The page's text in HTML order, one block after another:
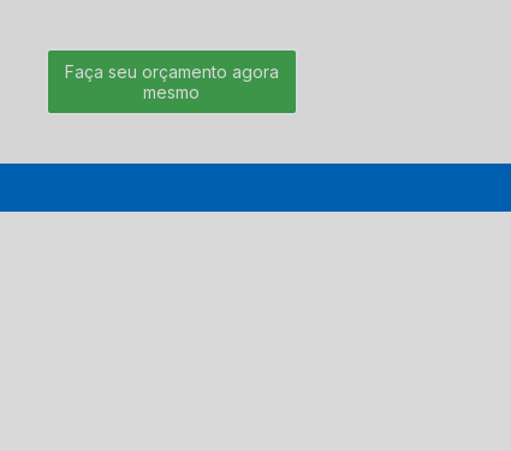
Faça seu orçamento agora
mesmo